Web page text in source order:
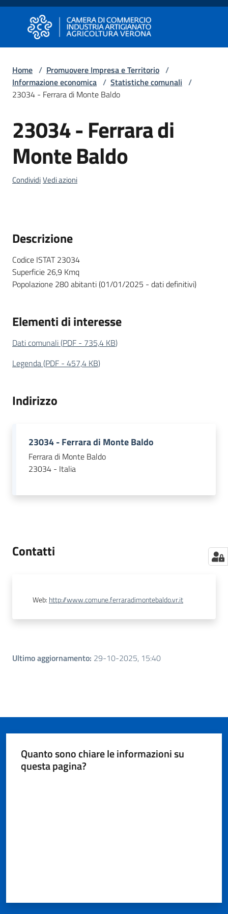
Vai al contenuto
Vai alla navigazione
Vai al footer
Camera di Commercio di Verona
Camera di Commercio di Verona
Avviare
Impresa
Gestire
Impresa
Tutelare
Impresa
Impresa
Digitale
Camera
Seguici
Home / Promuovere Impresa e Territorio /
Informazione economica / Statistiche comunali /
23034 - Ferrara di Monte Baldo
Salta al contenuto
23034 - Ferrara di
Monte Baldo
CondividiVedi azioni
Descrizione
Codice ISTAT 23034
Superficie 26,9 Kmq
Popolazione 280 abitanti (01/01/2025 - dati definitivi)
Elementi di interesse
Dati comunali(PDF - 735,4 KB)
Legenda(PDF - 457,4 KB)
Indirizzo
23034 - Ferrara di Monte Baldo
Ferrara di Monte Baldo
23034 - Italia
Contatti
Web: http://www.comune.ferraradimontebaldo.vr.it
Ultimo aggiornamento: 29-10-2025, 15:40
Quanto sono chiare le informazioni su
questa pagina?